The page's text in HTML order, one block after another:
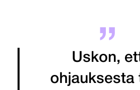
Uskon,
ohjauksesta